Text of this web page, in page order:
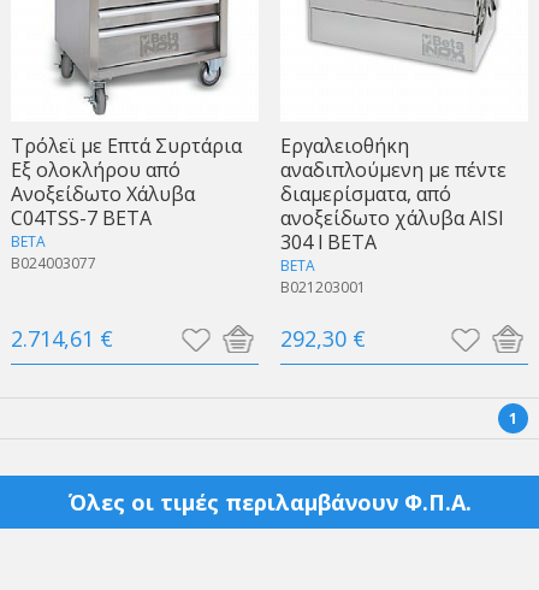
Tρόλεϊ με Eπτά Συρτάρια
Εξ ολοκλήρου από
Ανοξείδωτο Χάλυβα
C04TSS-7 BETA
BETA
B024003077
2.714,61 €
Εργαλειοθήκη
αναδιπλούμενη με πέντε
διαμερίσματα, από
ανοξείδωτο χάλυβα AISI
304 l BETA
BETA
B021203001
292,30 €
1
Όλες οι τιμές περιλαμβάνουν Φ.Π.Α.